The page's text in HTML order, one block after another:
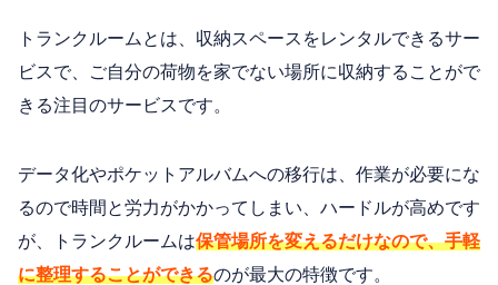
トランクルームとは、収納スペースをレンタルできるサー
ビスで、ご自分の荷物を家でない場所に収納することがで
きる注目のサービスです。
データ化やポケットアルバムへの移行は、作業が必要にな
るので時間と労力がかかってしまい、ハードルが高めです
が、トランクルームは保管場所を変えるだけなので、手軽
に整理することができるのが最大の特徴です。